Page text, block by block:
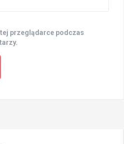
przeglądarce podczas